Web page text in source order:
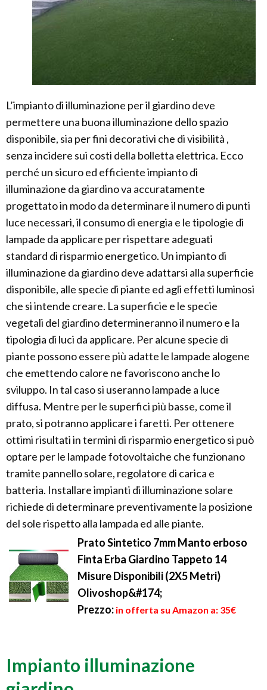
L’impianto di illuminazione per il giardino deve
permettere una buona illuminazione dello spazio
disponibile, sia per fini decorativi che di visibilità ,
senza incidere sui costi della bolletta elettrica. Ecco
perché un sicuro ed efficiente impianto di
illuminazione da giardino va accuratamente
progettato in modo da determinare il numero di punti
luce necessari, il consumo di energia e le tipologie di
lampade da applicare per rispettare adeguati
standard di risparmio energetico. Un impianto di
illuminazione da giardino deve adattarsi alla superficie
disponibile, alle specie di piante ed agli effetti luminosi
che si intende creare. La superficie e le specie
vegetali del giardino determineranno il numero e la
tipologia di luci da applicare. Per alcune specie di
piante possono essere più adatte le lampade alogene
che emettendo calore ne favoriscono anche lo
sviluppo. In tal caso si useranno lampade a luce
diffusa. Mentre per le superfici più basse, come il
prato, si potranno applicare i faretti. Per ottenere
ottimi risultati in termini di risparmio energetico si può
optare per le lampade fotovoltaiche che funzionano
tramite pannello solare, regolatore di carica e
batteria. Installare impianti di illuminazione solare
richiede di determinare preventivamente la posizione
del sole rispetto alla lampada ed alle piante.
Prato Sintetico 7mm Manto erboso
Finta Erba Giardino Tappeto 14
Misure Disponibili (2X5 Metri)
Olivoshop&#174;
Prezzo: in offerta su Amazon a: 35€
Impianto illuminazione